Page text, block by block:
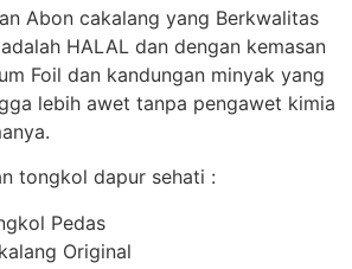
Abon cakalang yang Berkwalitas
HALAL dan dengan kemasan
Foil dan kandungan minyak yang
lebih awet tanpa pengawet kimia
tongkol dapur sehati :
Pedas
Original